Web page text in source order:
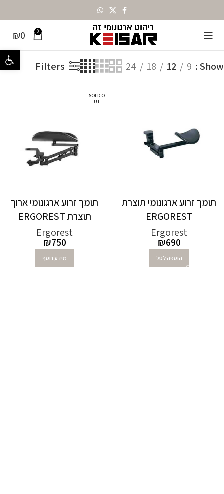
פתח
0
₪0
מותגים Ergorestמציגים את כל ⁦2⁩ התוצאות
Show
9
12
18
24
Filters
תומך זרוע ארגונומי תוצרת
ERGOREST
Ergorest
₪690
הוספה לסל
SOLD O
UT
תומך זרוע ארגונומי ארוך
תוצרת ERGOREST
Ergorest
₪750
מידע נוסף